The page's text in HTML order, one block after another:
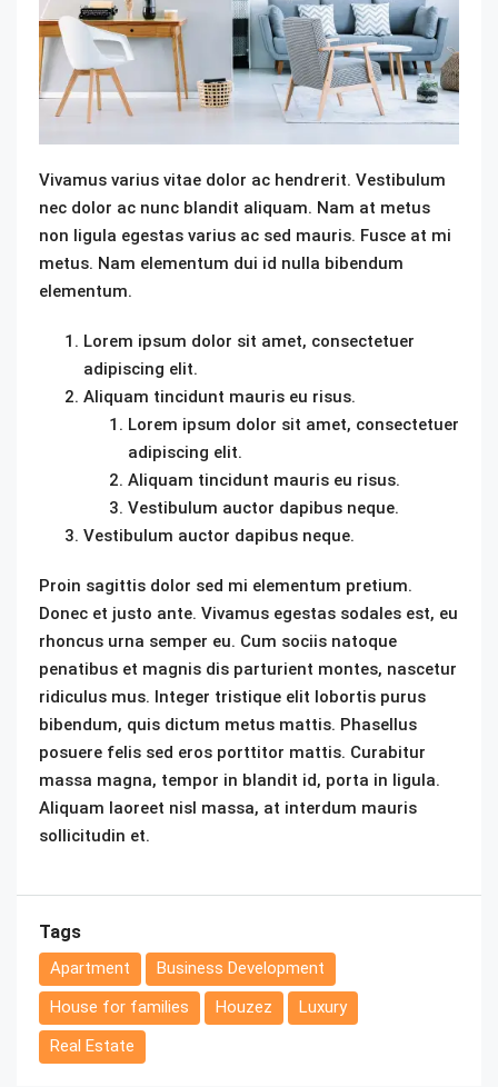
Vivamus varius vitae dolor ac hendrerit. Vestibulum
nec dolor ac nunc blandit aliquam. Nam at metus
non ligula egestas varius ac sed mauris. Fusce at mi
metus. Nam elementum dui id nulla bibendum
elementum.
Lorem ipsum dolor sit amet, consectetuer
adipiscing elit.
Aliquam tincidunt mauris eu risus.
Lorem ipsum dolor sit amet, consectetuer
adipiscing elit.
Aliquam tincidunt mauris eu risus.
Vestibulum auctor dapibus neque.
Vestibulum auctor dapibus neque.
Proin sagittis dolor sed mi elementum pretium.
Donec et justo ante. Vivamus egestas sodales est, eu
rhoncus urna semper eu. Cum sociis natoque
penatibus et magnis dis parturient montes, nascetur
ridiculus mus. Integer tristique elit lobortis purus
bibendum, quis dictum metus mattis. Phasellus
posuere felis sed eros porttitor mattis. Curabitur
massa magna, tempor in blandit id, porta in ligula.
Aliquam laoreet nisl massa, at interdum mauris
sollicitudin et.
Tags
Apartment
Business Development
House for families
Houzez
Luxury
Real Estate